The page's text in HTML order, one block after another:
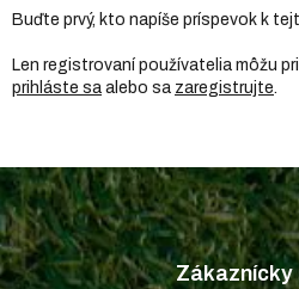
Buďte prvý, kto napíše príspevok k
Len registrovaní používatelia môžu
prihláste sa alebo sa zaregistrujte
Z
á
p
ä
Zákaznícky